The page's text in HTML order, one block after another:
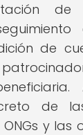
de
de
y las